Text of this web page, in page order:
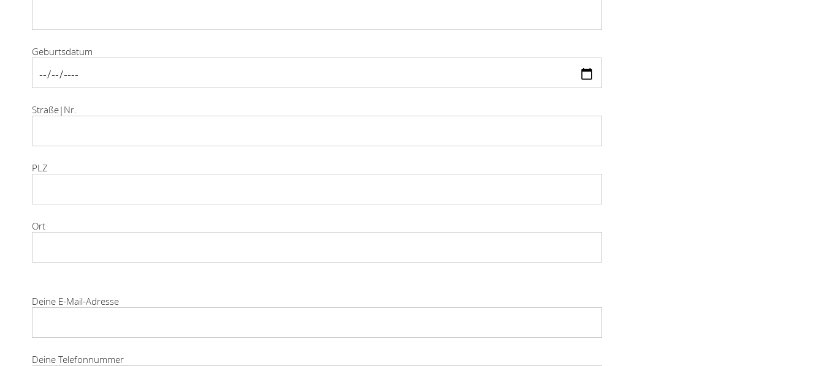
Geburtsdatum
Straße|Nr.
PLZ
Ort
Deine E-Mail-Adresse
Deine Telefonnummer